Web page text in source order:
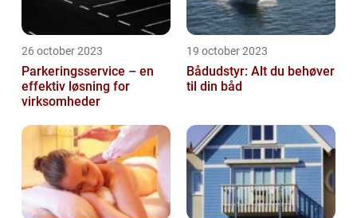
26 october 2023
Parkeringsservice – en
effektiv løsning for
virksomheder
19 october 2023
Bådudstyr: Alt du behøver
til din båd